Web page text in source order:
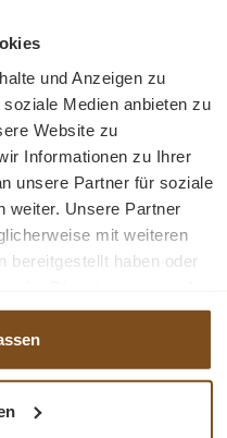
und Anzeigen zu
Medien anbieten zu
Website zu
Informationen zu Ihrer
unsere Partner für soziale
weiter. Unsere Partner
mit weiteren
bereitgestellt haben oder
Kommode hat
eine warme Erinnerung